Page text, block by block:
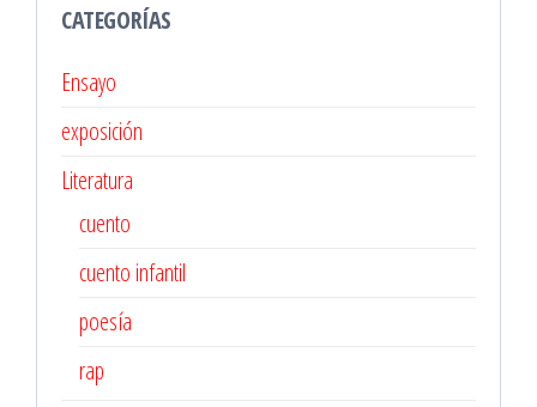
CATEGORÍAS
Ensayo
exposición
Literatura
cuento
cuento infantil
poesía
rap